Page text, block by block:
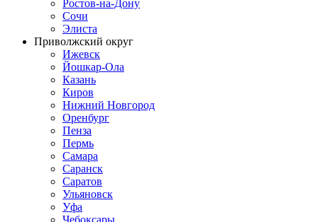
Ростов-на-Дону
Сочи
Элиста
Приволжский округ
Ижевск
Йошкар-Ола
Казань
Киров
Нижний Новгород
Оренбург
Пенза
Пермь
Самара
Саранск
Саратов
Ульяновск
Уфа